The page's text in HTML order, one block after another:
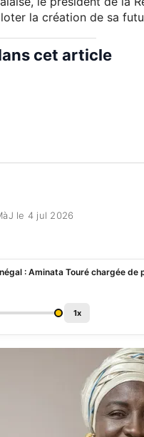
la création de sa
cet article
le 4 jul 2026
1x